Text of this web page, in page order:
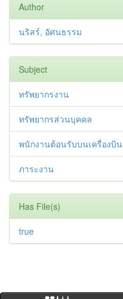
Author
นริสร์, อัศนธรรม
Subject
ทรัพยากรงาน
ทรัพยากรส่วนบุคคล
พนักงานต้อนรับบนเครื่องบิน
ภาระงาน
Has File(s)
true